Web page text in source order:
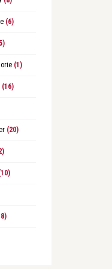
(6)
(1)
(16)
(20)